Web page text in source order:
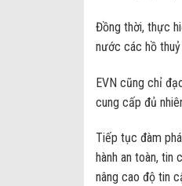
Đồng thời, thực
nước các hồ
EVN cũng chỉ
cung cấp đủ
Tiếp tục đàm
hành an toàn,
nâng cao độ tin